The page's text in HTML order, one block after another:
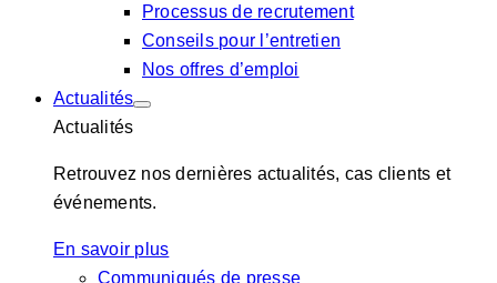
Processus de recrutement
Conseils pour l’entretien
Nos offres d’emploi
Actualités
Actualités
Retrouvez nos dernières actualités, cas clients et
événements.
En savoir plus
Communiqués de presse